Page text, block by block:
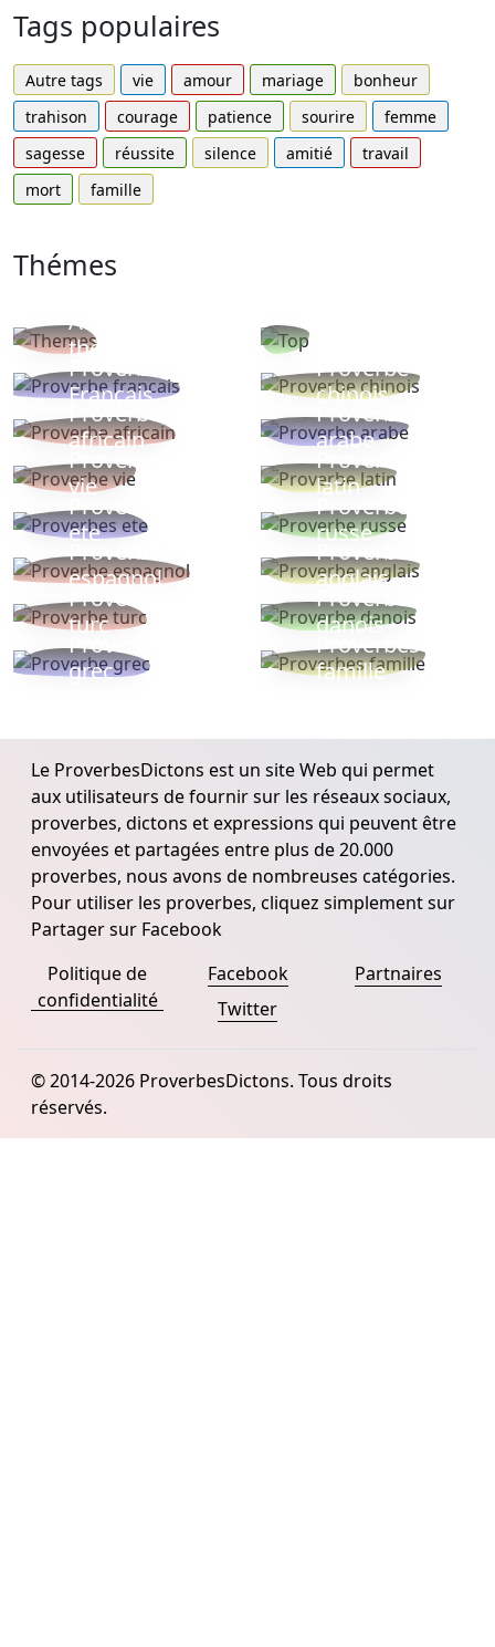
Tags populaires
Autre tags vie amour mariage
bonheur
trahison
courage patience sourire
femme
sagesse
réussite silence amitié
travail
mort
famille
Thémes
Autres
thèmes
Proverbe
Français
Proverbe
chinois
Proverbe
africain
Proverbe
arabe
Proverbe
vie
Proverbe
latin
Proverbes
ete
Proverbe
russe
Proverbe
espagnol
Proverbe
anglais
Proverbe
turc
Proverbe
danois
Proverbe
grec
Proverbes
famille
Le ProverbesDictons est un site Web qui permet
aux utilisateurs de fournir sur les réseaux sociaux,
proverbes, dictons et expressions qui peuvent être
envoyées et partagées entre plus de 20.000
proverbes, nous avons de nombreuses catégories.
Pour utiliser les proverbes, cliquez simplement sur
Partager sur Facebook
Politique de
confidentialité
Facebook
Twitter
Partnaires
© 2014-2026 ProverbesDictons. Tous droits
réservés.